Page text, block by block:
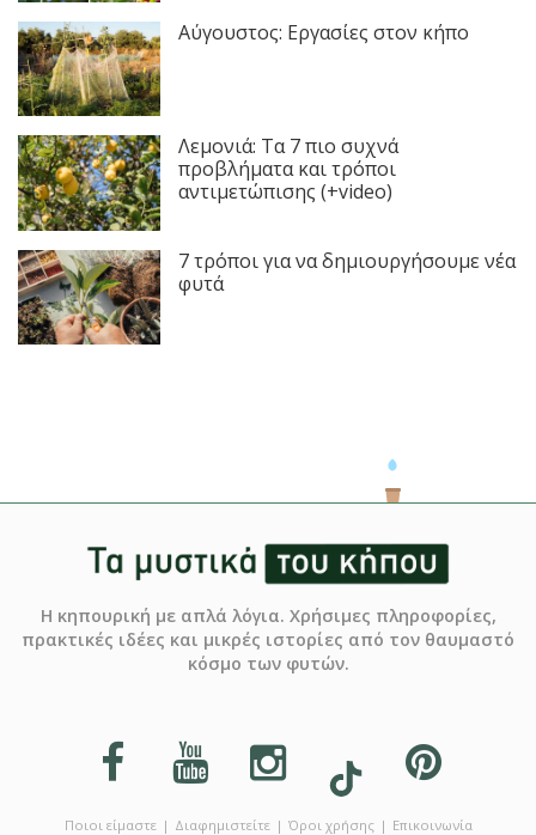
Αύγουστος: Εργασίες στον κήπο
Λεμονιά: Τα 7 πιο συχνά
προβλήματα και τρόποι
αντιμετώπισης (+video)
7 τρόποι για να δημιουργήσουμε νέα
φυτά
Η κηπουρική με απλά λόγια. Χρήσιμες πληροφορίες,
πρακτικές ιδέες και μικρές ιστορίες από τον θαυμαστό
κόσμο των φυτών.
Ποιοι είμαστε Διαφημιστείτε Όροι χρήσης Επικοινωνία